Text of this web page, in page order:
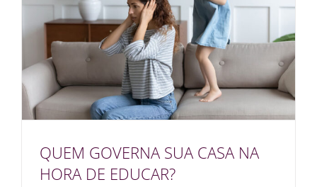
QUEM GOVERNA SUA CASA NA
HORA DE EDUCAR?